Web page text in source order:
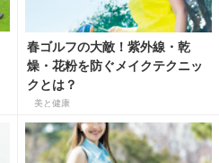
春ゴルフの大敵！紫外線・乾
燥・花粉を防ぐメイクテクニッ
クとは？
美と健康